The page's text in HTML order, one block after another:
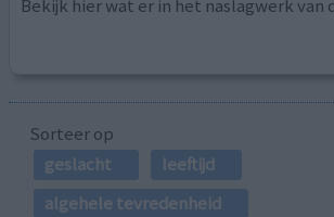
Bekijk hier wat er in het naslagwerk van
Sorteer op
geslacht
leeftijd
algehele tevredenheid